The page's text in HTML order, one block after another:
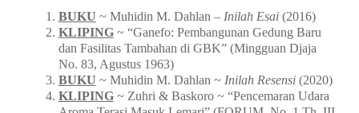
BUKU ~ Muhidin M. Dahlan – Inilah Esai(2016)
KLIPING~ “Ganefo: Pembangunan Gedung Baru
dan Fasilitas Tambahan di GBK” (Mingguan Djaja
No. 83, Agustus 1963)
BUKU ~ Muhidin M. Dahlan ~ Inilah Resensi(2020)
KLIPING~ Zuhri & Baskoro ~ “Pencemaran Udara